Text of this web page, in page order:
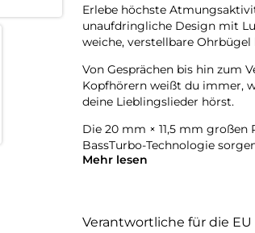
Erlebe höchste
unaufdringliche Design mit
weiche, verstellbare
Von Gesprächen bis hin zum
Kopfhörern weißt du immer,
deine Lieblingslieder hörst.
Die 20 mm × 11,5 mm
BassTurbo-Technologie
Freue dich auf kabellosen Hi-
bei wichtigen Gesprächen
Mehr lesen
Verantwortliche für die EU